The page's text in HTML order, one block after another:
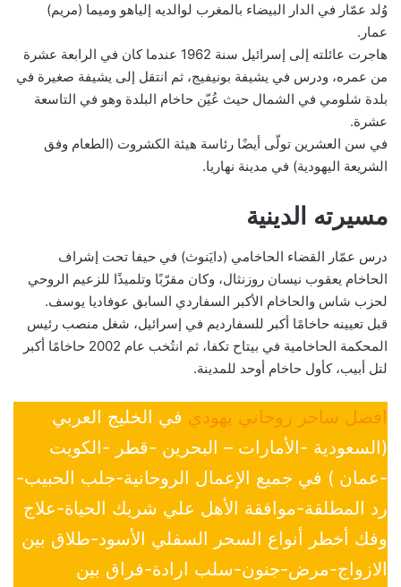
وُلد عمّار في الدار البيضاء بالمغرب لوالديه إلياهو وميما (مريم)
عمار.
هاجرت عائلته إلى إسرائيل سنة 1962 عندما كان في الرابعة عشرة
من عمره، ودرس في يشيفة بونيفيج، ثم انتقل إلى يشيفة صغيرة في
بلدة شلومي في الشمال حيث عُيّن حاخام البلدة وهو في التاسعة
عشرة.
في سن العشرين تولّى أيضًا رئاسة هيئة الكشروت (الطعام وفق
الشريعة اليهودية) في مدينة نهاريا.
مسيرته الدينية
درس عمّار القضاء الحاخامي (دايَنوث) في حيفا تحت إشراف
الحاخام يعقوب نيسان روزنثال، وكان مقرّبًا وتلميذًا للزعيم الروحي
لحزب شاس والحاخام الأكبر السفاردي السابق عوفاديا يوسف.
قبل تعيينه حاخامًا أكبر للسفارديم في إسرائيل، شغل منصب رئيس
المحكمة الحاخامية في بيتاح تكفا، ثم انتُخب عام 2002 حاخامًا أكبر
لتل أبيب، كأول حاخام أوحد للمدينة.
افضل ساحر روحاني يهودي في الخليج العربي
(السعودية -الأمارات – البحرين -قطر -الكويت
-عمان ) في جميع الإعمال الروحانية-جلب الحبيب-
رد المطلقة-موافقة الأهل علي شريك الحياة-علاج
وفك أخطر أنواع السحر السفلي الأسود-طلاق بين
الازواج-مرض-جنون-سلب ارادة-فراق بين